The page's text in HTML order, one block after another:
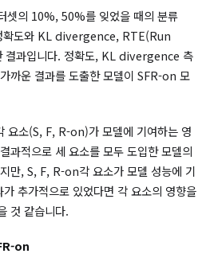
s.t.θtf=θ t−βt[m⊙(−∇Lf( θt
]
update가 일어납니다. 이때
, 언러닝 방향을 Hessian 기반으로
성능을 보호합니다.
αt(θt−θtr)≈ θt− αtβt 2 (Htr
⊙(−∇Lf(θt; ϵ~ ))]